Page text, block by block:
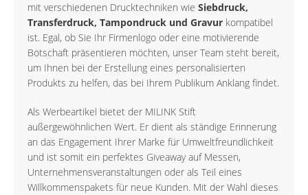
mit verschiedenen Drucktechniken wie Siebdruck,
Transferdruck, Tampondruck und Gravur kompatibel
ist. Egal, ob Sie Ihr Firmenlogo oder eine motivierende
Botschaft präsentieren möchten, unser Team steht bereit,
um Ihnen bei der Erstellung eines personalisierten
Produkts zu helfen, das bei Ihrem Publikum Anklang findet.
Als Werbeartikel bietet der MILINK Stift
außergewöhnlichen Wert. Er dient als ständige Erinnerung
an das Engagement Ihrer Marke für Umweltfreundlichkeit
und ist somit ein perfektes Giveaway auf Messen,
Unternehmensveranstaltungen oder als Teil eines
Willkommenspakets für neue Kunden. Mit der Wahl dieses